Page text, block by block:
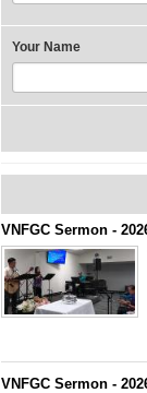
Your Name
VNFGC Sermon -
VNFGC Sermon -